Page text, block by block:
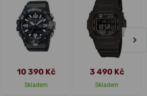
10 390 Kč
Skladem
3 490 Kč
Skladem